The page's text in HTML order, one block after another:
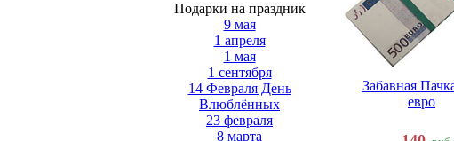
Подарки на праздник
9 мая
1 апреля
1 мая
1 сентября
14 Февраля День
Влюблённых
23 февраля
8 марта
Забавная
евро